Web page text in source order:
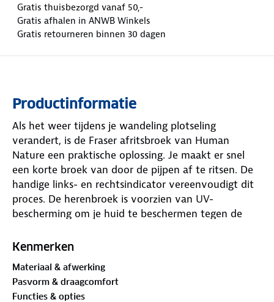
Gratis thuisbezorgd vanaf 50,-
Gratis afhalen in ANWB Winkels
Gratis retourneren binnen 30 dagen
Productinformatie
Als het weer tijdens je wandeling plotseling
verandert, is de Fraser afritsbroek van Human
Nature een praktische oplossing. Je maakt er snel
een korte broek van door de pijpen af te ritsen. De
handige links- en rechtsindicator vereenvoudigt dit
proces. De herenbroek is voorzien van UV-
bescherming om je huid te beschermen tegen de
elastaan, wat bijdraagt aan een perfecte pasvorm.
Je kunt je waardevolle spullen in het
Kenmerken
Materiaal & afwerking
Pasvorm & draagcomfort
Functies & opties